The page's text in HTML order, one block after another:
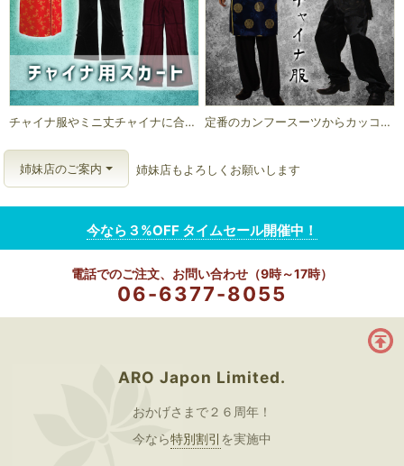
チャイナ服やミニ丈チャイナに合わせてオシャレにコーディネート 定番のカンフースーツからカッコよさを追求したロング丈チャイナ服など
姉妹店のご案内 姉妹店もよろしくお願いします
今なら３%OFF タイムセール開催中！
06-6377-8055
ARO Japon Limited.
おかげさまで２６周年！
今なら特別割引 を実施中